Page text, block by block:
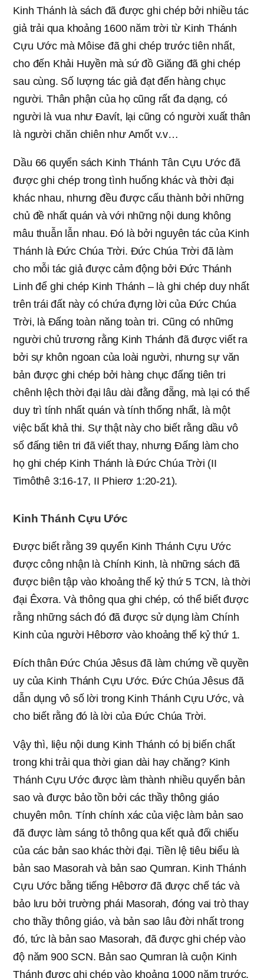
Kinh Thánh là sách đã được ghi chép bởi nhiều tác
giả trải qua khoảng 1600 năm trời từ Kinh Thánh
Cựu Ước mà Môise đã ghi chép trước tiên nhất,
cho đến Khải Huyền mà sứ đồ Giăng đã ghi chép
sau cùng. Số lượng tác giả đạt đến hàng chục
người. Thân phận của họ cũng rất đa dạng, có
người là vua như Đavít, lại cũng có người xuất thân
là người chăn chiên như Amốt v.v…
Dầu 66 quyển sách Kinh Thánh Tân Cựu Ước đã
được ghi chép trong tình huống khác và thời đại
khác nhau, nhưng đều được cấu thành bởi những
chủ đề nhất quán và với những nội dung không
mâu thuẫn lẫn nhau. Đó là bởi nguyên tác của Kinh
Thánh là Đức Chúa Trời. Đức Chúa Trời đã làm
cho mỗi tác giả được cảm động bởi Đức Thánh
Linh để ghi chép Kinh Thánh – là ghi chép duy nhất
trên trái đất này có chứa đựng lời của Đức Chúa
Trời, là Đấng toàn năng toàn tri. Cũng có những
người chủ trương rằng Kinh Thánh đã được viết ra
bởi sự khôn ngoan của loài người, nhưng sự văn
bản được ghi chép bởi hàng chục đấng tiên tri
chênh lệch thời đại lâu dài đằng đẵng, mà lại có thể
duy trì tính nhất quán và tính thống nhất, là một
việc bất khả thi. Sự thật này cho biết rằng dầu vô
số đấng tiên tri đã viết thay, nhưng Đấng làm cho
họ ghi chép Kinh Thánh là Đức Chúa Trời (II
Timôthê 3:16-17, II Phierơ 1:20-21).
Kinh Thánh Cựu Ước
Được biết rằng 39 quyển Kinh Thánh Cựu Ước
được công nhận là Chính Kinh, là những sách đã
được biên tập vào khoảng thế kỷ thứ 5 TCN, là thời
đại Êxơra. Và thông qua ghi chép, có thể biết được
rằng những sách đó đã được sử dụng làm Chính
Kinh của người Hêbơrơ vào khoảng thế kỷ thứ 1.
Đích thân Đức Chúa Jêsus đã làm chứng về quyền
uy của Kinh Thánh Cựu Ước. Đức Chúa Jêsus đã
dẫn dụng vô số lời trong Kinh Thánh Cựu Ước, và
cho biết rằng đó là lời của Đức Chúa Trời.
Vậy thì, liệu nội dung Kinh Thánh có bị biến chất
trong khi trải qua thời gian dài hay chăng? Kinh
Thánh Cựu Ước được làm thành nhiều quyển bản
sao và được bảo tồn bởi các thầy thông giáo
chuyên môn. Tính chính xác của việc làm bản sao
đã được làm sáng tỏ thông qua kết quả đối chiếu
của các bản sao khác thời đại. Tiền lệ tiêu biểu là
bản sao Masorah và bản sao Qumran. Kinh Thánh
Cựu Ước bằng tiếng Hêbơrơ đã được chế tác và
bảo lưu bởi trường phái Masorah, đóng vai trò thay
cho thầy thông giáo, và bản sao lâu đời nhất trong
đó, tức là bản sao Masorah, đã được ghi chép vào
độ năm 900 SCN. Bản sao Qumran là cuộn Kinh
Thánh được ghi chép vào khoảng 1000 năm trước,